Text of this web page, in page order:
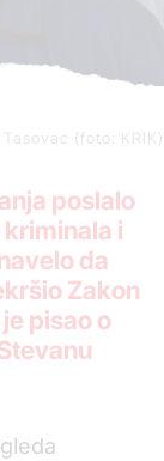
(foto: KRIK)
poslalo
i
da
Zakon
pisao o